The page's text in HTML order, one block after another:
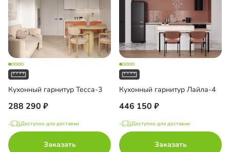
Кухонный гарнитур Тесса-3
288 290
Доступно для доставки
Заказать
Кухонный гарнитур Лайла-4
446 150
Доступно для доставки
Заказать